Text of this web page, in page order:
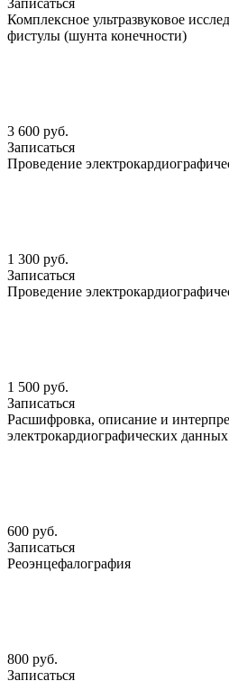
Записаться
Комплексное ультразвуковое
фистулы (шунта конечности)
3 600 руб.
Записаться
Проведение
1 300 руб.
Записаться
Проведение
1 500 руб.
Записаться
Расшифровка, описание и
электрокардиографических данных
600 руб.
Записаться
Реоэнцефалография
800 руб.
Записаться